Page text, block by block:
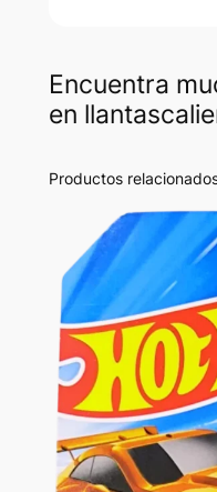
Encuentra
en
Productos